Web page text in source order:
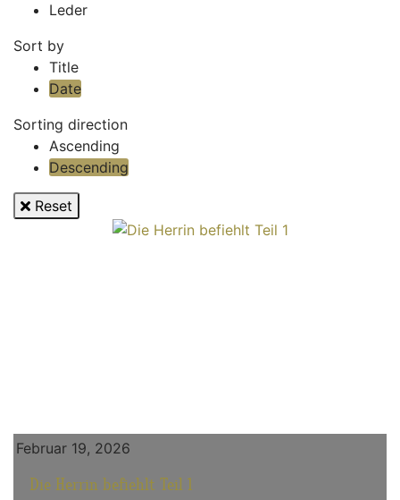
Leder
Sort by
Title
Date
Sorting direction
Ascending
Descending
Reset
Februar 19, 2026
Die Herrin befiehlt Teil 1